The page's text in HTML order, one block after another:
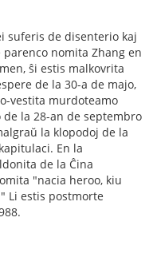
suferis de disenterio kaj
nomita Zhang en
ŝi estis malkovrita
de la 30-a de majo,
vestita murdoteamo
la 28-an de septembro
la klopodoj de la
En la
de la Ĉina
"nacia heroo, kiu
Li estis postmorte